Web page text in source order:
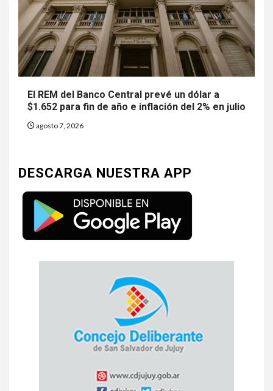
El REM del Banco Central prevé un dólar a
$1.652 para fin de año e inflación del 2% en julio
agosto 7, 2026
DESCARGA NUESTRA APP